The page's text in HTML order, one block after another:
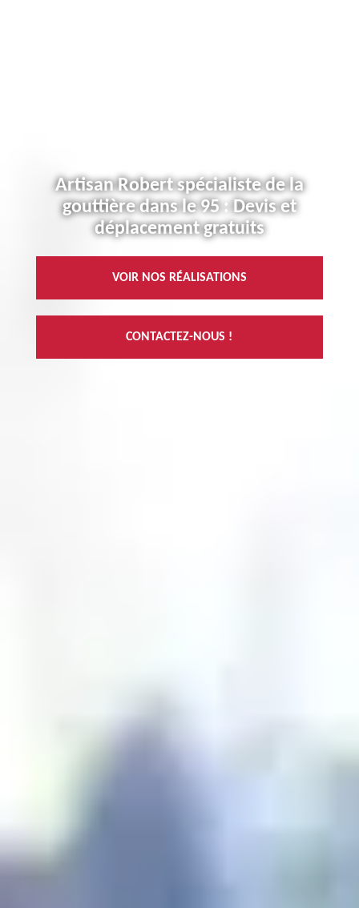
Artisan Robert spécialiste de la
gouttière dans le 95 : Devis et
déplacement gratuits
VOIR NOS RÉALISATIONS
CONTACTEZ-NOUS !